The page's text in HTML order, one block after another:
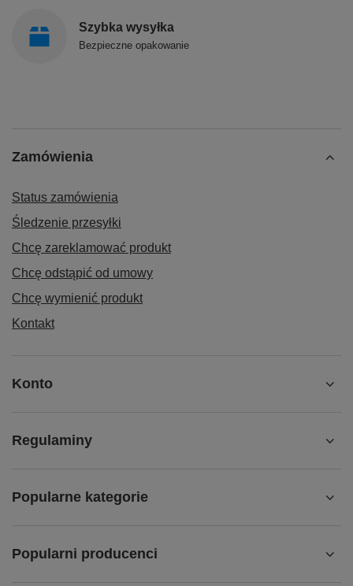
Szybka wysyłka
Bezpieczne opakowanie
Zamówienia
Status zamówienia
Śledzenie przesyłki
Chcę zareklamować produkt
Chcę odstąpić od umowy
Chcę wymienić produkt
Kontakt
Konto
Regulaminy
Popularne kategorie
Popularni producenci